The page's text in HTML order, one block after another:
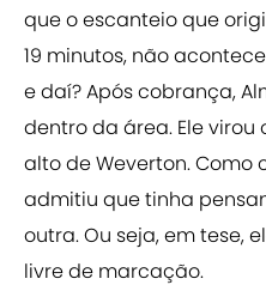
que o escanteio que
19 minutos, não
e daí? Após cobrança,
dentro da área. Ele
alto de Weverton. Como
admitiu que tinha
outra. Ou seja, em tese,
livre de marcação.